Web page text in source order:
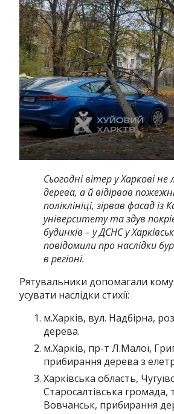
Сьогодні вітер у Харкові
дерева, а й відірвав
поліклініці, зірвав фасад із
університету та здув
будинків – у ДСНС у
повідомили про наслідки
в регіоні.
Рятувальники допомагали
усувати наслідки стихії:
м.Харків, вул. Надбірна,
дерева.
м.Харків, пр-т Л.Малої,
прибирання дерева з
Харківська область,
Старосалтівська громада,
Вовчанськ, прибирання